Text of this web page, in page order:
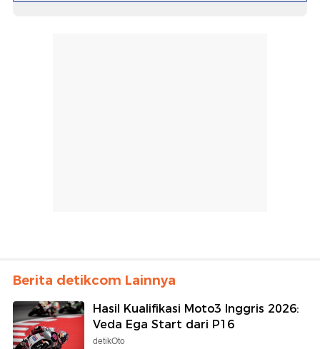
Berita detikcom Lainnya
Hasil Kualifikasi Moto3 Inggris 2026:
Veda Ega Start dari P16
detikOto